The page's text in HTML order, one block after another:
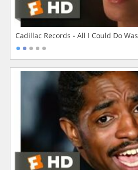
Cadillac Records - All I Could Do